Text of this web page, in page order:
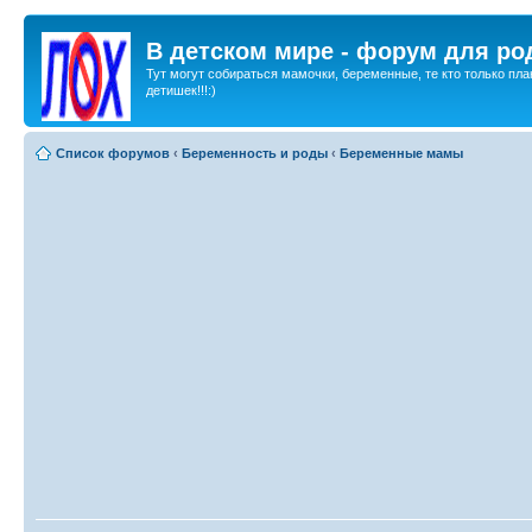
В детском мире - форум для
Тут могут собираться мамочки, беременные, те кто только
детишек!!!:)
Список форумов ‹ Беременность и роды ‹ Беременные мамы